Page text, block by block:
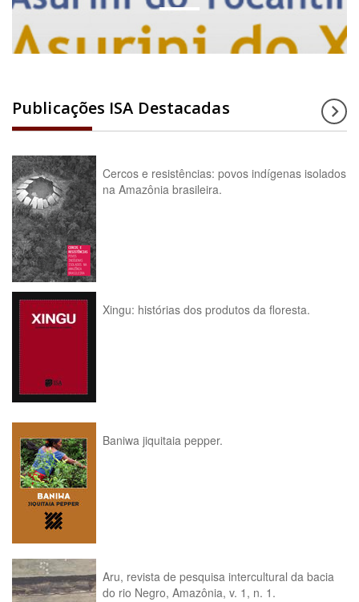
Publicações ISA Destacadas
Cercos e resistências: povos indígenas isolados
na Amazônia brasileira.
Xingu: histórias dos produtos da floresta.
Baniwa jiquitaia pepper.
Aru, revista de pesquisa intercultural da bacia
do rio Negro, Amazônia, v. 1, n. 1.